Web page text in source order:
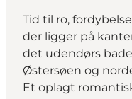
Tid til ro,
der ligger på
det udendørs
Østersøen og
Et oplagt